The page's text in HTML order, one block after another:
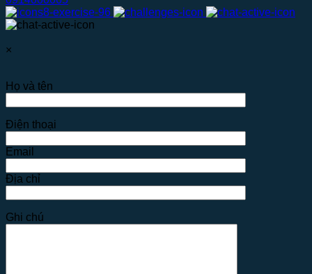
×
Họ và tên
Điện thoại
Email
Địa chỉ
Ghi chú